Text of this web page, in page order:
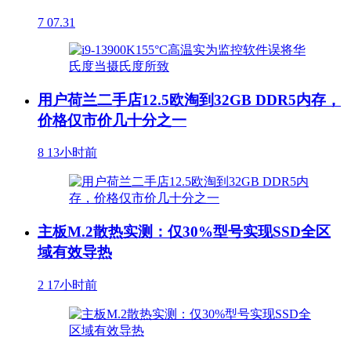
7 07.31
用户荷兰二手店12.5欧淘到32GB DDR5内存，
价格仅市价几十分之一
8 13小时前
主板M.2散热实测：仅30%型号实现SSD全区
域有效导热
2 17小时前